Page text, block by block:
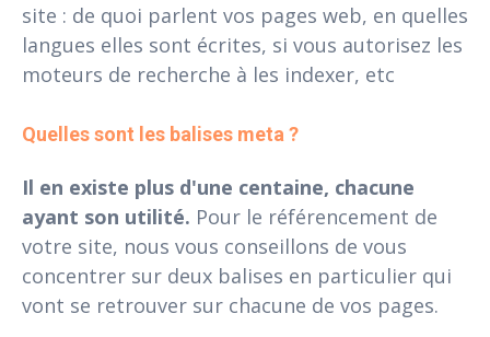
site : de quoi parlent vos pages web, en quelles
langues elles sont écrites, si vous autorisez les
moteurs de recherche à les indexer, etc
Quelles sont les balises meta ?
Il en existe plus d'une centaine, chacune
ayant son utilité. Pour le référencement de
votre site, nous vous conseillons de vous
concentrer sur deux balises en particulier qui
vont se retrouver sur chacune de vos pages.